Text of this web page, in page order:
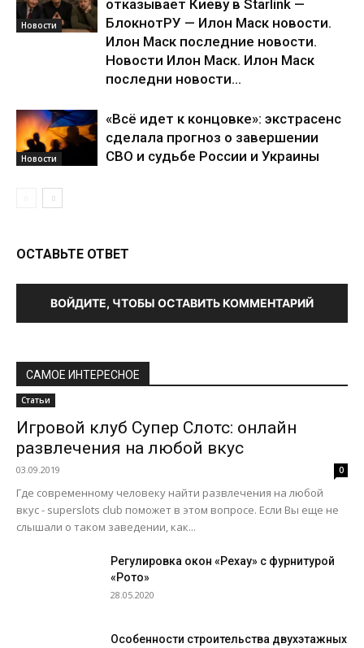
Новости
отказывает Киеву в Starlink —
БлокнотРУ — Илон Маск новости.
Илон Маск последние новости.
Новости Илон Маск. Илон Маск
последни новости...
Новости
«Всё идет к концовке»: экстрасенс
сделала прогноз о завершении
СВО и судьбе России и Украины
ОСТАВЬТЕ ОТВЕТ
ВОЙДИТЕ, ЧТОБЫ ОСТАВИТЬ КОММЕНТАРИЙ
САМОЕ ИНТЕРЕСНОЕ
Статьи
Игровой клуб Супер Слотс: онлайн
развлечения на любой вкус
03.09.2019 0
Где современному человеку найти развлечения на любой
вкус - superslots club поможет в этом вопросе. Если Вы еще не
слышали о таком заведении, как...
Регулировка окон «Рехау» с фурнитурой
«Рото»
28.05.2020
Особенности строительства двухэтажных